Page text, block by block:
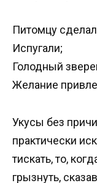
Питомцу
Испугали;
Голодный
Желание
Укусы без
практически
тискать, то,
грызнуть,